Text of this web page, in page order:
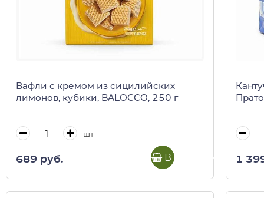
Вафли с кремом из сицилийских
лимонов, кубики, BALOCCO, 250 г
шт
689 руб. В корзину 1